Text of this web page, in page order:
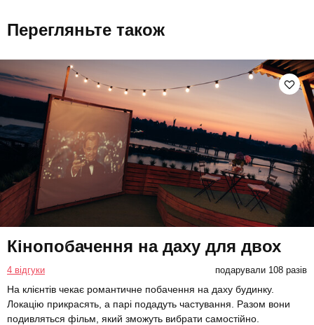
Перегляньте також
Кінопобачення на даху для двох
4 відгуки подарували 108 разів
На клієнтів чекає романтичне побачення на даху будинку.
Локацію прикрасять, а парі подадуть частування. Разом вони
подивляться фільм, який зможуть вибрати самостійно.